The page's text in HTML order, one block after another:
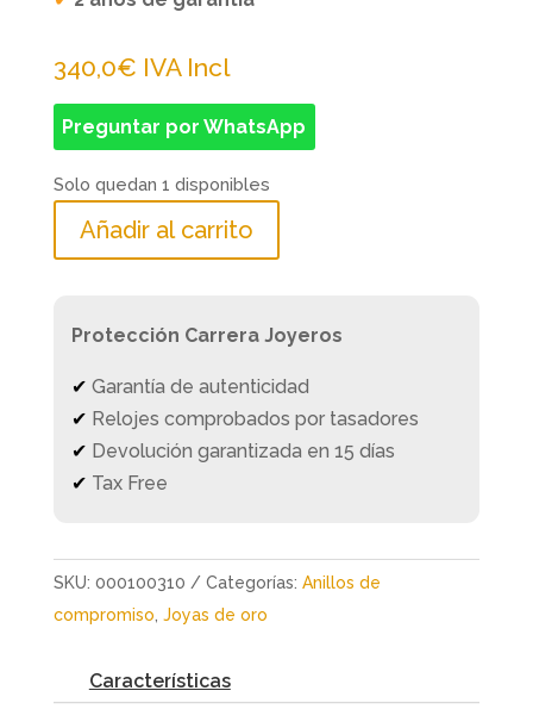
340,0€ IVA Incl
Preguntar por WhatsApp
Solo quedan 1 disponibles
Añadir al carrito
Protección Carrera Joyeros
✔ Garantía de autenticidad
✔ Relojes comprobados por tasadores
✔ Devolución garantizada en 15 días
✔ Tax Free
SKU: 000100310 Categorías: Anillos de
compromiso Joyas de oro
Características